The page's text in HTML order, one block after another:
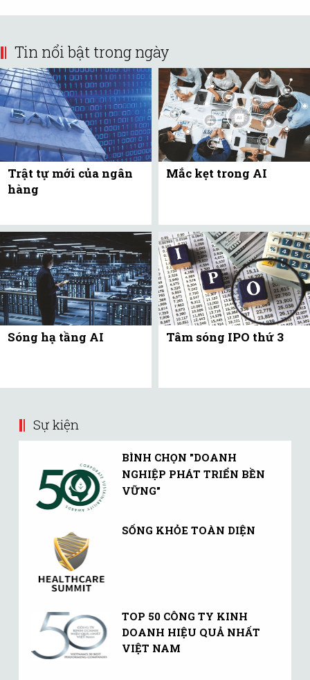
Tin nổi bật trong ngày
Trật tự mới của ngân
hàng
Mắc kẹt trong AI
Sóng hạ tầng AI Tâm sóng IPO thứ 3
Sự kiện
BÌNH CHỌN "DOANH
NGHIỆP PHÁT TRIỂN BỀN
VỮNG"
SỐNG KHỎE TOÀN DIỆN
TOP 50 CÔNG TY KINH
DOANH HIỆU QUẢ NHẤT
VIỆT NAM